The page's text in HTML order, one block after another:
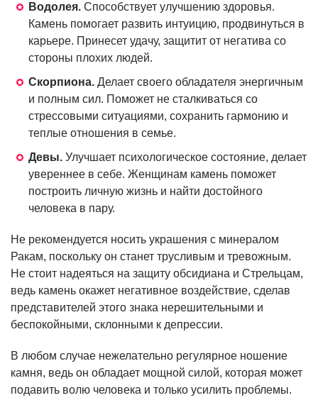
Водолея. Способствует улучшению здоровья.
Камень помогает развить интуицию, продвинуться в
карьере. Принесет удачу, защитит от негатива со
стороны плохих людей.
Скорпиона. Делает своего обладателя энергичным
и полным сил. Поможет не сталкиваться со
стрессовыми ситуациями, сохранить гармонию и
теплые отношения в семье.
Девы. Улучшает психологическое состояние, делает
увереннее в себе. Женщинам камень поможет
построить личную жизнь и найти достойного
человека в пару.
Не рекомендуется носить украшения с минералом
Ракам, поскольку он станет трусливым и тревожным.
Не стоит надеяться на защиту обсидиана и Стрельцам,
ведь камень окажет негативное воздействие, сделав
представителей этого знака нерешительными и
беспокойными, склонными к депрессии.
В любом случае нежелательно регулярное ношение
камня, ведь он обладает мощной силой, которая может
подавить волю человека и только усилить проблемы.